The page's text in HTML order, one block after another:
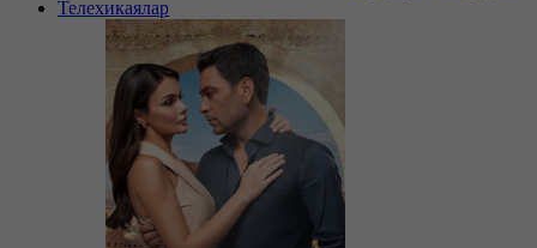
Телехикаялар